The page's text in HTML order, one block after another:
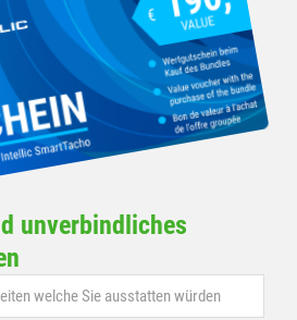
unverbindliches
Einheiten welche Sie ausstatten